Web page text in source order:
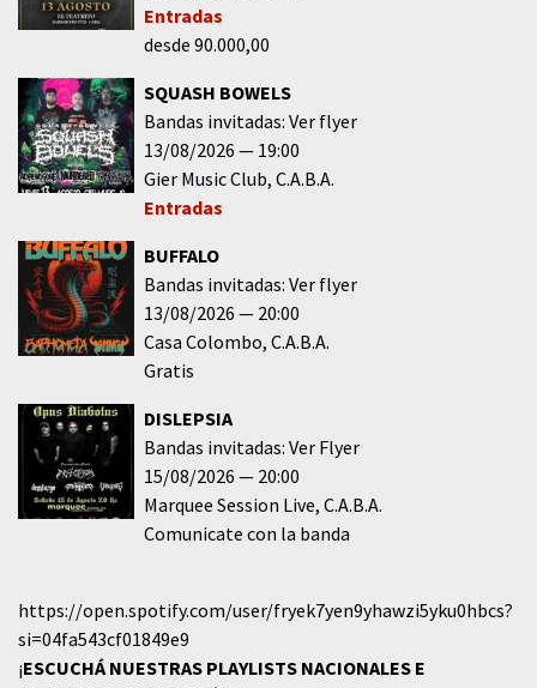
Entradas
desde 90.000,00
SQUASH BOWELS
Bandas invitadas: Ver flyer
13/08/2026
19:00
Gier Music Club C.A.B.A.
Entradas
BUFFALO
Bandas invitadas: Ver flyer
13/08/2026
20:00
Casa Colombo C.A.B.A.
Gratis
DISLEPSIA
Bandas invitadas: Ver Flyer
15/08/2026
20:00
Marquee Session Live C.A.B.A.
Comunicate con la banda
https://open.spotify.com/user/fryek7yen9yhawzi5yku0hbcs?
si=04fa543cf01849e9
¡ESCUCHÁ NUESTRAS PLAYLISTS NACIONALES E